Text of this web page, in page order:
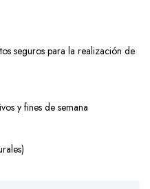
seguros para la realización de
y fines de semana